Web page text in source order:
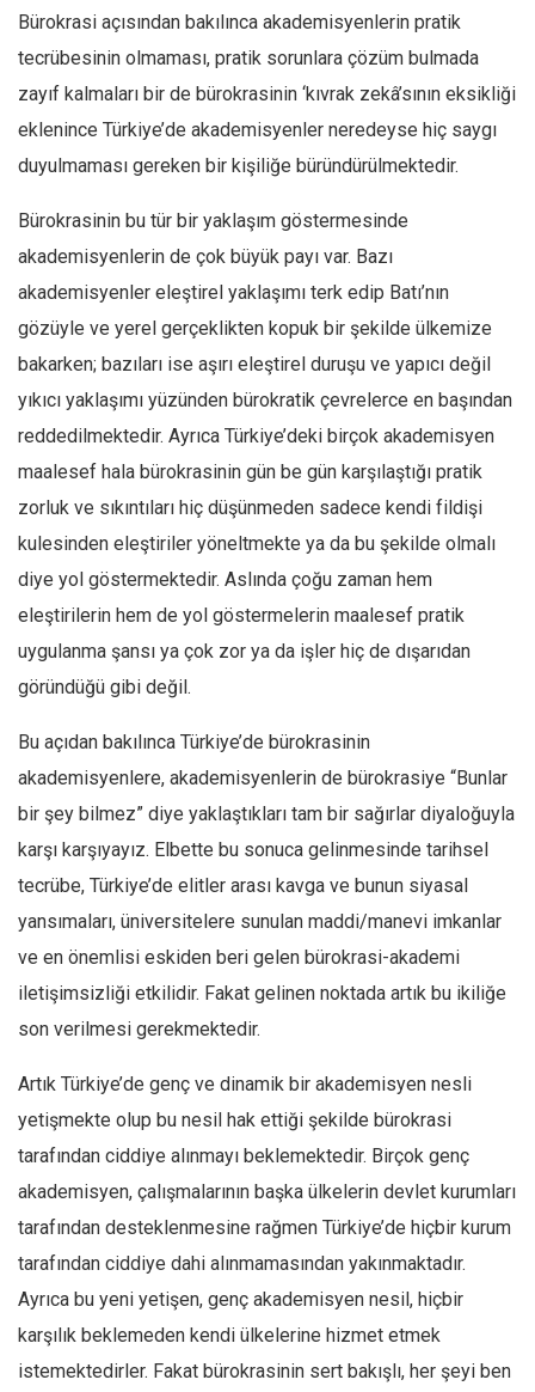
Hayat
Türkiye
Siyaset
Dünya
Avrupa
Asya
Afrika
İslam Dünyası
Amerika
Avustralya
Tarih
Düşünce
Bürokrasi açısından bakılınca akademisyenlerin pratik
tecrübesinin olmaması, pratik sorunlara çözüm bulmada
zayıf kalmaları bir de bürokrasinin ‘kıvrak zekâ’sının eksikliği
eklenince Türkiye’de akademisyenler neredeyse hiç saygı
duyulmaması gereken bir kişiliğe büründürülmektedir.
Bürokrasinin bu tür bir yaklaşım göstermesinde
akademisyenlerin de çok büyük payı var. Bazı
akademisyenler eleştirel yaklaşımı terk edip Batı’nın
gözüyle ve yerel gerçeklikten kopuk bir şekilde ülkemize
bakarken; bazıları ise aşırı eleştirel duruşu ve yapıcı değil
yıkıcı yaklaşımı yüzünden bürokratik çevrelerce en başından
reddedilmektedir. Ayrıca Türkiye’deki birçok akademisyen
maalesef hala bürokrasinin gün be gün karşılaştığı pratik
zorluk ve sıkıntıları hiç düşünmeden sadece kendi fildişi
kulesinden eleştiriler yöneltmekte ya da bu şekilde olmalı
diye yol göstermektedir. Aslında çoğu zaman hem
eleştirilerin hem de yol göstermelerin maalesef pratik
uygulanma şansı ya çok zor ya da işler hiç de dışarıdan
göründüğü gibi değil.
Bu açıdan bakılınca Türkiye’de bürokrasinin
akademisyenlere, akademisyenlerin de bürokrasiye “Bunlar
bir şey bilmez” diye yaklaştıkları tam bir sağırlar diyaloğuyla
karşı karşıyayız. Elbette bu sonuca gelinmesinde tarihsel
tecrübe, Türkiye’de elitler arası kavga ve bunun siyasal
yansımaları, üniversitelere sunulan maddi/manevi imkanlar
ve en önemlisi eskiden beri gelen bürokrasi-akademi
iletişimsizliği etkilidir. Fakat gelinen noktada artık bu ikiliğe
son verilmesi gerekmektedir.
Artık Türkiye’de genç ve dinamik bir akademisyen nesli
yetişmekte olup bu nesil hak ettiği şekilde bürokrasi
tarafından ciddiye alınmayı beklemektedir. Birçok genç
akademisyen, çalışmalarının başka ülkelerin devlet kurumları
tarafından desteklenmesine rağmen Türkiye’de hiçbir kurum
tarafından ciddiye dahi alınmamasından yakınmaktadır.
Ayrıca bu yeni yetişen, genç akademisyen nesil, hiçbir
karşılık beklemeden kendi ülkelerine hizmet etmek
istemektedirler. Fakat bürokrasinin sert bakışlı, her şeyi ben